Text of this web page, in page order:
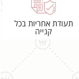
תעודת אחריות בכל
קנייה